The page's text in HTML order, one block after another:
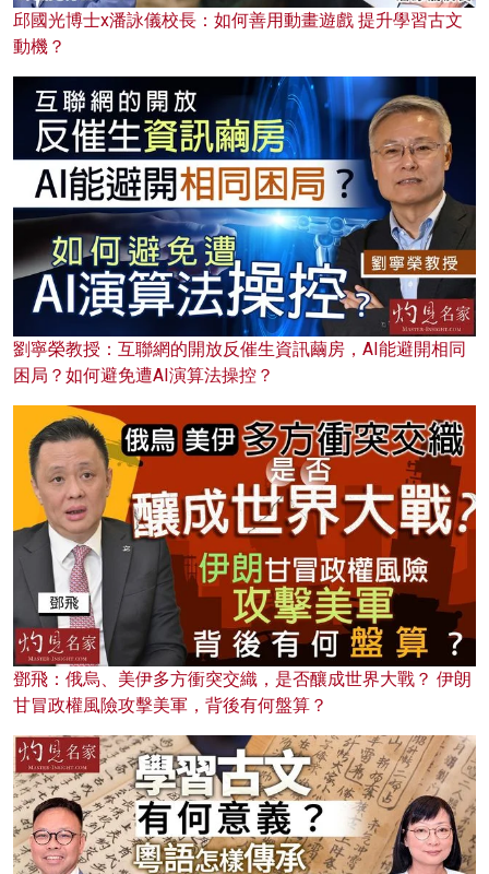
邱國光博士x潘詠儀校長：如何善用動畫遊戲 提升學習古文
動機？
劉寧榮教授：互聯網的開放反催生資訊繭房，AI能避開相同
困局？如何避免遭AI演算法操控？
鄧飛：俄烏、美伊多方衝突交織，是否釀成世界大戰？ 伊朗
甘冒政權風險攻擊美軍，背後有何盤算？